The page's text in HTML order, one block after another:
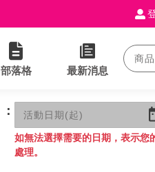
部落格 最新消息
：
如無法選擇需要的日期，表示您
處理。